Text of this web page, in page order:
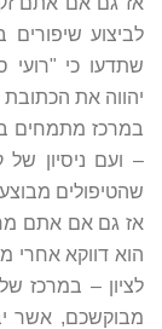
לביצוע
שתדעו כי "רועי
יהווה את
במרכז מתמחים
שהטיפולים
אז גם אם אתם
הוא דווקא אחרי
לציון – במרכז
מבוקשכם, אשר